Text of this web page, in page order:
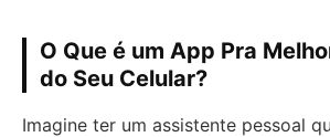
O Que é um App Pra
do Seu Celular?
Imagine ter um assistente pessoal